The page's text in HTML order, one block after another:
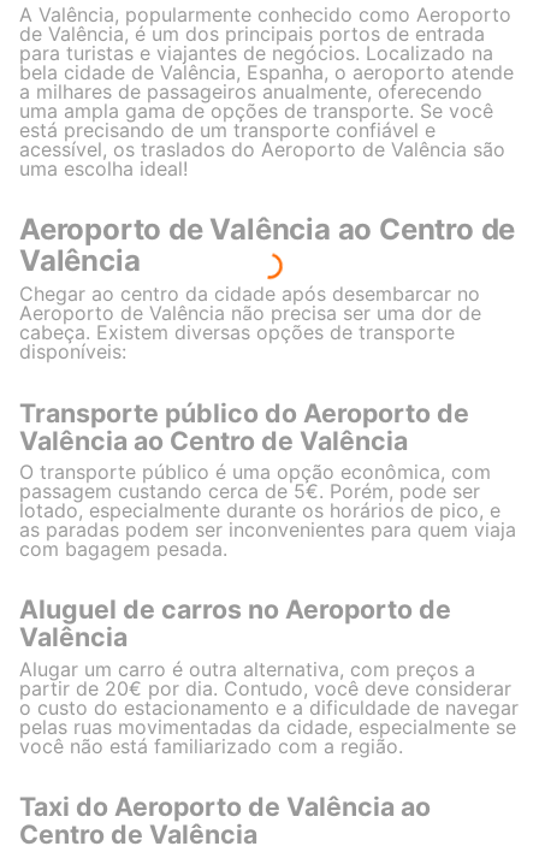
A Valência, popularmente conhecido como Aeroporto
de Valência, é um dos principais portos de entrada
para turistas e viajantes de negócios. Localizado na
bela cidade de Valência, Espanha, o aeroporto atende
a milhares de passageiros anualmente, oferecendo
uma ampla gama de opções de transporte. Se você
está precisando de um transporte confiável e
acessível, os traslados do Aeroporto de Valência são
uma escolha ideal!
Aeroporto de Valência ao Centro de
Valência
Chegar ao centro da cidade após desembarcar no
Aeroporto de Valência não precisa ser uma dor de
cabeça. Existem diversas opções de transporte
disponíveis:
Transporte público do Aeroporto de
Valência ao Centro de Valência
O transporte público é uma opção econômica, com
passagem custando cerca de 5€. Porém, pode ser
lotado, especialmente durante os horários de pico, e
as paradas podem ser inconvenientes para quem viaja
com bagagem pesada.
Aluguel de carros no Aeroporto de
Valência
Alugar um carro é outra alternativa, com preços a
partir de 20€ por dia. Contudo, você deve considerar
o custo do estacionamento e a dificuldade de navegar
pelas ruas movimentadas da cidade, especialmente se
você não está familiarizado com a região.
Taxi do Aeroporto de Valência ao
Centro de Valência